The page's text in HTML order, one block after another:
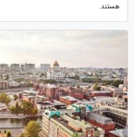
هستند.